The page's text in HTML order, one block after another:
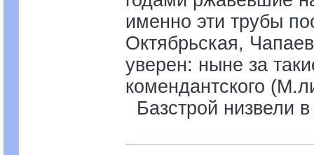
именно эти трубы
Октябрьская,
уверен: ныне за
комендантского
Базстрой низвели